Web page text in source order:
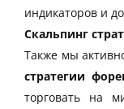
индикаторов и
Скальпинг
Также мы
стратегии
торговать на